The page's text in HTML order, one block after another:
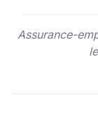
Assurance-